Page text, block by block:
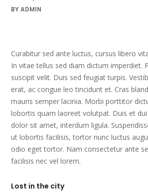
BYADMIN
Curabitur sed ante luctus, cursus libero
In vitae tellus sed diam dictum imperdiet.
suscipit velit. Duis sed feugiat turpis.
erat, ac congue leo tincidunt et. Cras
mauris semper lacinia. Morbi porttitor
lobortis quam laoreet volutpat. Duis et
dolor sit amet, interdum ligula.
ut lobortis facilisis, tortor nunc luctus
odio eget tortor. Nam consectetur ante
facilisis nec vel lorem.
Lost in the city